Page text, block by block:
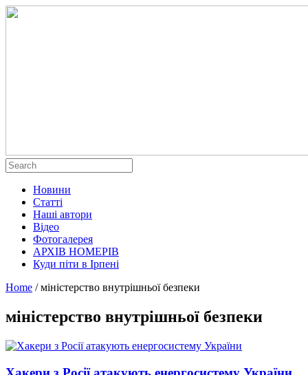
Новини
Статті
Наші автори
Відео
Фотогалерея
АРХІВ НОМЕРІВ
Куди піти в Ірпені
Home / міністерство внутрішньої безпеки
міністерство внутрішньої безпеки